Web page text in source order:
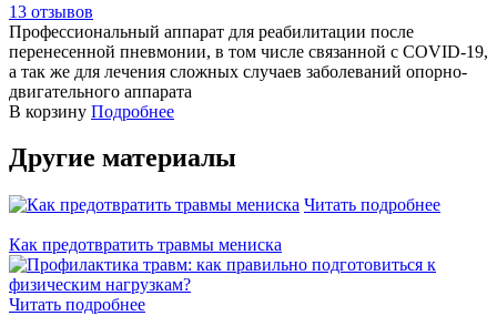
13 отзывов
Профессиональный аппарат для реабилитации после
перенесенной пневмонии, в том числе связанной с COVID-19,
а так же для лечения сложных случаев заболеваний опорно-
двигательного аппарата
В корзину Подробнее
Другие материалы
Читать подробнее
Как предотвратить травмы мениска
Читать подробнее